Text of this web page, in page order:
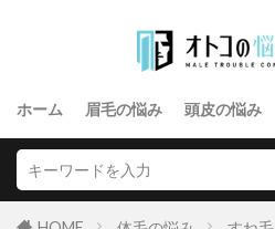
ホーム 眉毛の悩み 頭皮の悩み